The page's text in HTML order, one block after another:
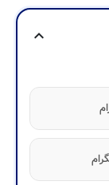
expand_more